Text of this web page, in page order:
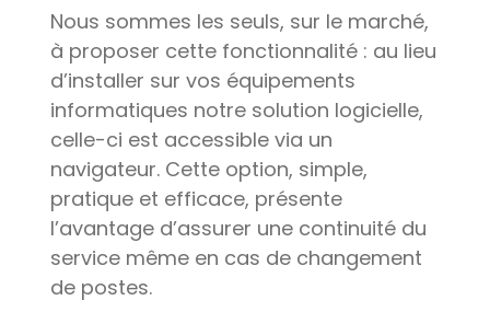
Nous sommes les seuls, sur le marché,
à proposer cette fonctionnalité : au lieu
d’installer sur vos équipements
informatiques notre solution logicielle,
celle-ci est accessible via un
navigateur. Cette option, simple,
pratique et efficace, présente
l’avantage d’assurer une continuité du
service même en cas de changement
de postes.